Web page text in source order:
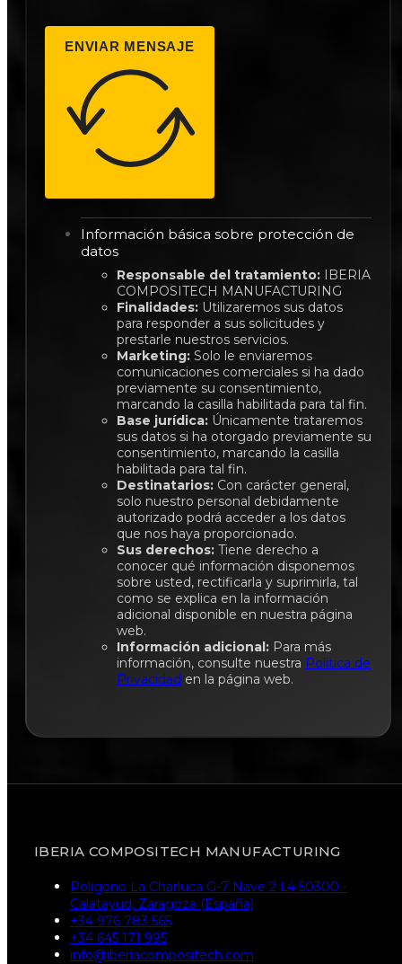
ENVIAR MENSAJE
Información básica sobre protección de
datos
Responsable del tratamiento: IBERIA
COMPOSITECH MANUFACTURING
Finalidades: Utilizaremos sus datos
para responder a sus solicitudes y
prestarle nuestros servicios.
Marketing: Solo le enviaremos
comunicaciones comerciales si ha dado
previamente su consentimiento,
marcando la casilla habilitada para tal fin.
Base jurídica: Únicamente trataremos
sus datos si ha otorgado previamente su
consentimiento, marcando la casilla
habilitada para tal fin.
Destinatarios: Con carácter general,
solo nuestro personal debidamente
autorizado podrá acceder a los datos
que nos haya proporcionado.
Sus derechos: Tiene derecho a
conocer qué información disponemos
sobre usted, rectificarla y suprimirla, tal
como se explica en la información
adicional disponible en nuestra página
web.
Información adicional: Para más
información, consulte nuestra Política de
Privacidad en la página web.
IBERIA COMPOSITECH MANUFACTURING
Poligono La Charluca G-7 Nave 2 L4 50300 -
Calatayud, Zaragoza (España)
+34 976 783 565
+34 645 171 995
info@iberiacompositech.com